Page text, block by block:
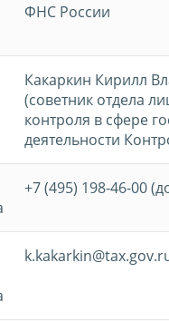
ФНС России
Какаркин Кирилл
(советник отдела
контроля в сфере
деятельности
+7 (495) 198-46-00